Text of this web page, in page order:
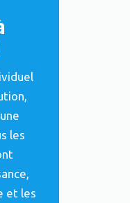
les
et les